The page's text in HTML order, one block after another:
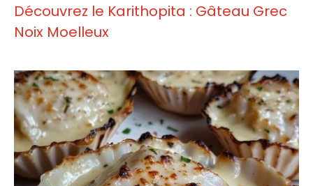
Découvrez le Karithopita : Gâteau Grec
Noix Moelleux